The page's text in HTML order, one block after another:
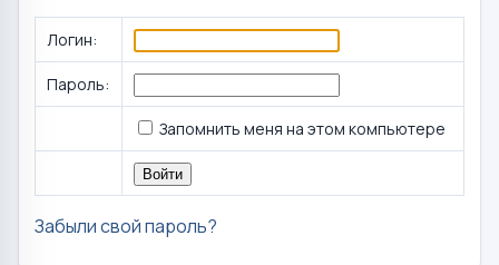
Логин:
Пароль:
Запомнить меня на этом компьютере
Забыли свой пароль?